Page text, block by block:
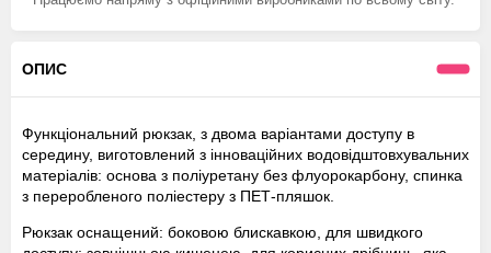
ОПИС
Функціональний рюкзак, з двома варіантами доступу в
середину, виготовлений з інноваційних водовідштовхувальних
матеріалів: основа з поліуретану без флуорокарбону, спинка
з переробленого поліестеру з ПЕТ-пляшок.
Рюкзак оснащений: боковою блискавкою, для швидкого